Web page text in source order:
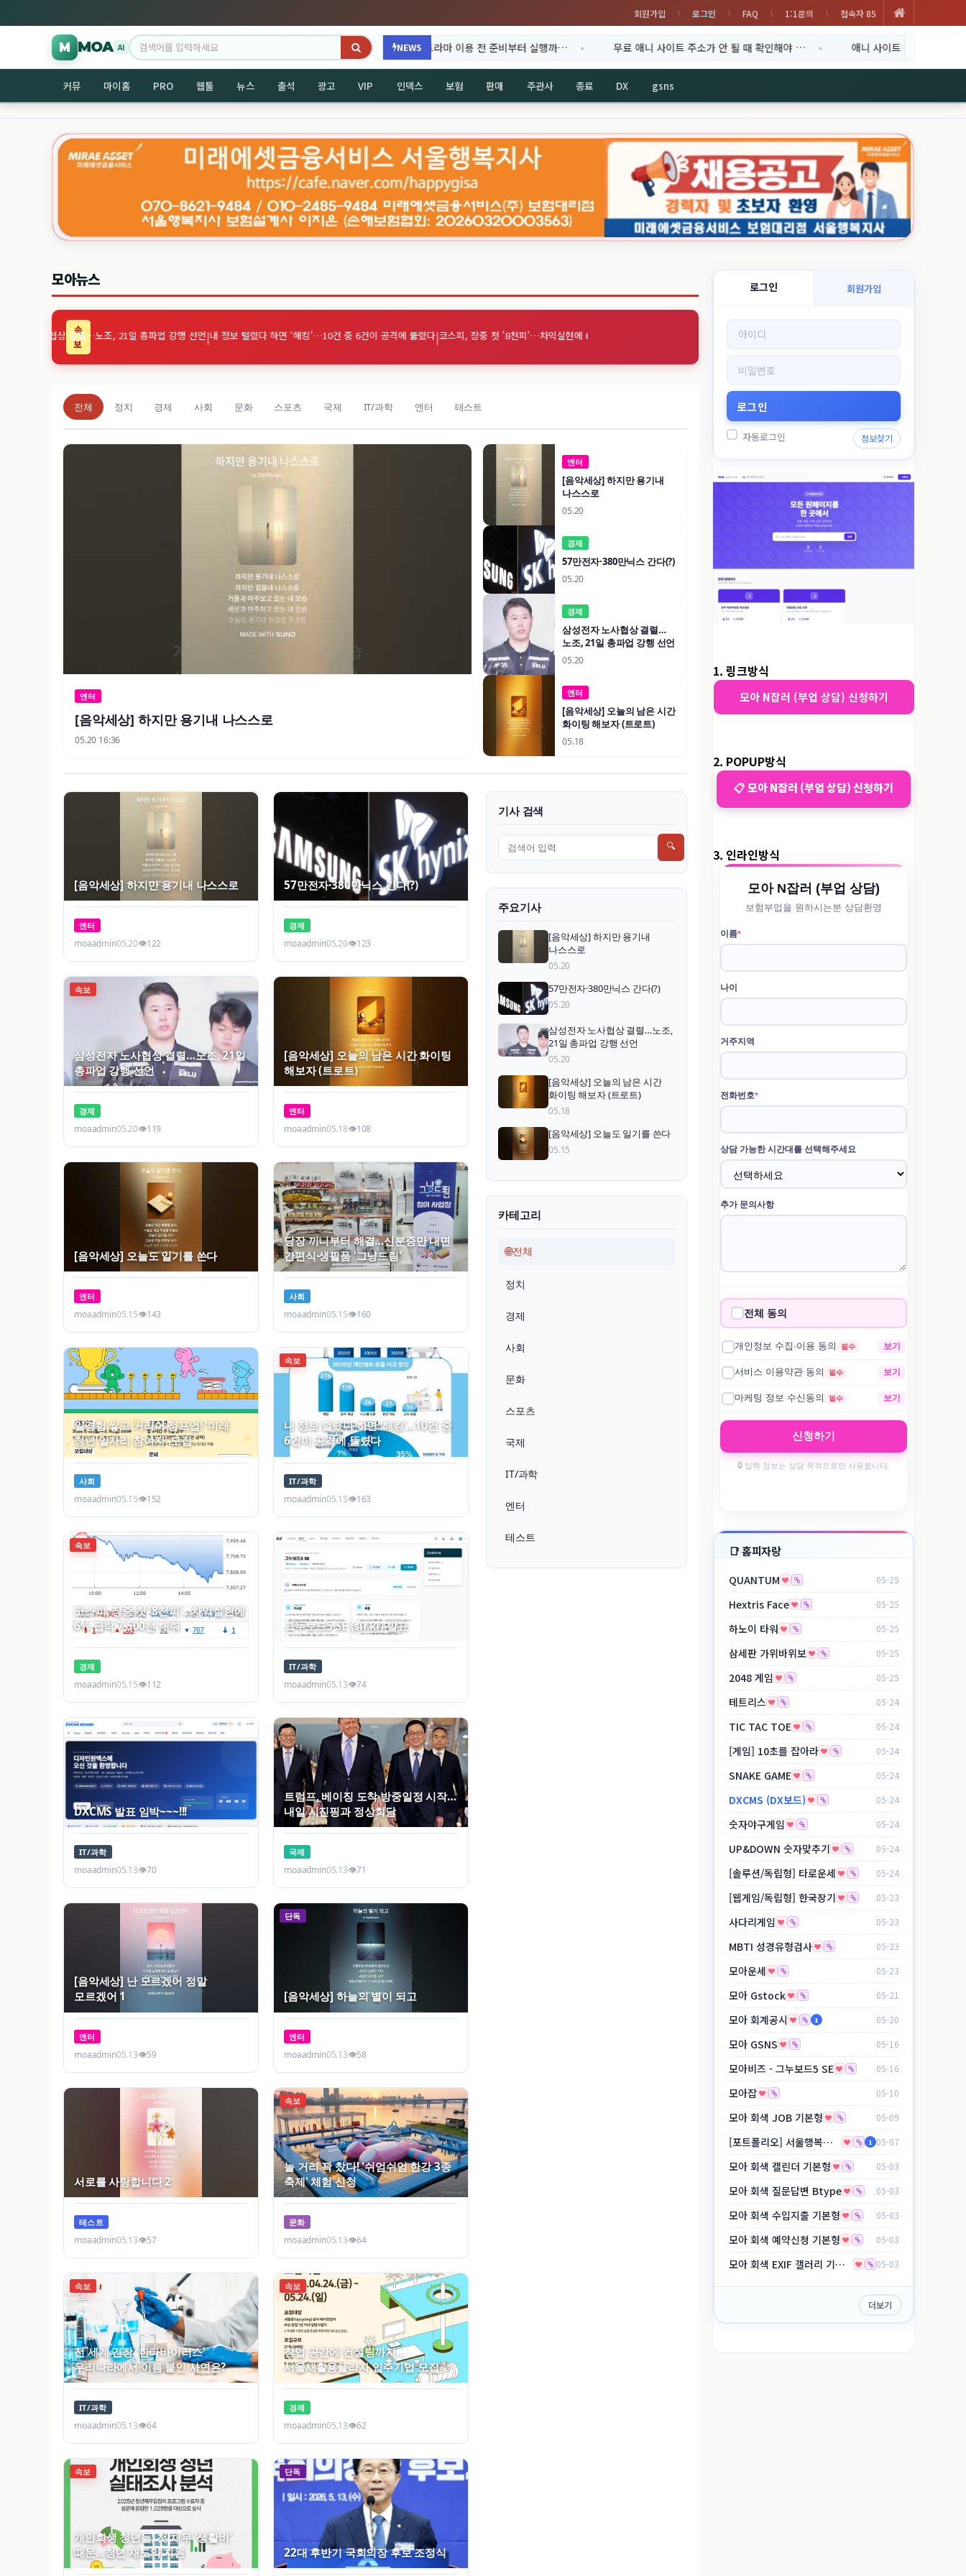
회원가입 로그인 FAQ 1:1문의 접속자 85
M MOA AI NEWS
주소모음 활용법, 분야별 분류로 필요한 웹사이… 무료 다시보기 드라마 이용 전 준비부터 실행까… 무료 애니 사이트 주소가 안 될 때 확인해야 … 애니 사이트 순위 확인부터 직접 이용하는 방법
커뮤 마이홈 PRO 웹툴 뉴스 출석 광고 VIP 인덱스 보험 판매 주관사 종료 DX gsns
로그인 회원가입
자동로그인 정보찾기
1. 링크방식
모아 N잡러 (부업 상담) 신청하기
2. POPUP방식
📋 모아 N잡러 (부업 상담) 신청하기
3. 인라인방식
📑 홈피자랑
QUANTUM 05-25
Hextris Face 05-25
하노이 타워 05-25
삼세판 가위바위보 05-25
2048 게임 05-25
테트리스 05-24
TIC TAC TOE 05-24
[게임] 10초를 잡아라 05-24
SNAKE GAME 05-24
DXCMS (DX보드) 05-24
숫자야구게임 05-24
UP&DOWN 숫자맞추기 05-24
[솔루션/독립형] 타로운세 05-24
[웹게임/독립형] 한국장기 05-23
사다리게임 05-23
MBTI 성경유형검사 05-23
모아운세 05-23
모아 Gstock 05-21
모아 회계공시 1 05-20
모아 GSNS 05-16
모아비즈 - 그누보드5 SE 05-16
모아잡 05-10
모아 회색 JOB 기본형 05-09
[포트폴리오] 서울행복지사 (보험설계사 플랫폼) 1 05-07
모아 회색 캘린더 기본형 05-03
모아 회색 질문답변 Btype 05-03
모아 회색 수입지출 기본형 05-03
모아 회색 예약신청 기본형 05-03
모아 회색 EXIF 갤러리 기본형 05-03
더보기
모아뉴스
속
보
자 노사협상 결렬…노조, 21일 총파업 강행 선언|내 정보 털렸다 하면 ‘해킹’…10건 중 6건이 공격에 뚫렸다|코스피, 장중 첫 '8천피'…차익실현에 6% 급락 7,500선 내줘 놀 거리 꽉 찼다! '쉬엄쉬엄 한강 3종 축제' 체험 신청
전체 정치 경제 사회 문화 스포츠 국제 IT/과학 엔터 테스트
엔터
[음악세상] 하지만 용기내 나스스로
05.20 16:36
엔터
[음악세상] 하지만 용기내
나스스로
05.20
경제
57만전자·380만닉스 간다(?)
05.20
경제
삼성전자 노사협상 결렬…
노조, 21일 총파업 강행 선언
05.20
엔터
[음악세상] 오늘의 남은 시간
화이팅 해보자 (트로트)
05.18
[음악세상] 하지만 용기내 나스스로
엔터
moaadmin05.20👁122
57만전자·380만닉스 간다(?)
경제
moaadmin05.20👁123
속보
삼성전자 노사협상 결렬…노조, 21일
총파업 강행 선언
경제
moaadmin05.20👁119
[음악세상] 오늘의 남은 시간 화이팅
해보자 (트로트)
엔터
moaadmin05.18👁108
[음악세상] 오늘도 일기를 쓴다
엔터
moaadmin05.15👁143
당장 끼니부터 해결…신분증만 내면
간편식·생필품 '그냥드림'
사회
moaadmin05.15👁160
일경험 쌓고 커리어 점프업! '미래
청년 일자리 참여자' 모집
사회
moaadmin05.15👁152
속보
내 정보 털렸다 하면 ‘해킹’…10건 중
6건이 공격에 뚫렸다
IT/과학
moaadmin05.15👁163
속보
코스피, 장중 첫 '8천피'…차익실현에
6% 급락 7,500선 내줘
경제
moaadmin05.15👁112
그누보드5 SE (sir.kr) 발표
IT/과학
moaadmin05.13👁74
DXCMS 발표 임박~~~!!!
IT/과학
moaadmin05.13👁70
트럼프, 베이징 도착·방중일정 시작…
내일 시진핑과 정상회담
국제
moaadmin05.13👁71
[음악세상] 난 모르겠어 정말
모르겠어 1
엔터
moaadmin05.13👁59
단독
[음악세상] 하늘의 별이 되고
엔터
moaadmin05.13👁58
서로를 사랑합니다 2
테스트
moaadmin05.13👁57
속보
놀 거리 꽉 찼다! '쉬엄쉬엄 한강 3종
축제' 체험 신청
문화
moaadmin05.13👁64
속보
전 세계 긴장 '한타바이러스'
우리나라에서 이름 붙인 사연은?
IT/과학
moaadmin05.13👁64
속보
창업 공간에 컨설팅까지…
서울새활용플라자 입주기업 모집
경제
moaadmin05.13👁62
속보
개인회생 청년들, 첫 채무 '생활비'
때문…청년 재도약 지원
속보
단독
22대 후반기 국회의장 후보 조정식
기사 검색
검색어
🔍
주요기사
[음악세상] 하지만 용기내
나스스로
05.20
57만전자·380만닉스 간다(?)
05.20
삼성전자 노사협상 결렬…노조,
21일 총파업 강행 선언
05.20
[음악세상] 오늘의 남은 시간
화이팅 해보자 (트로트)
05.18
[음악세상] 오늘도 일기를 쓴다
05.15
카테고리
🌐전체
정치
경제
사회
문화
스포츠
국제
IT/과학
엔터
테스트